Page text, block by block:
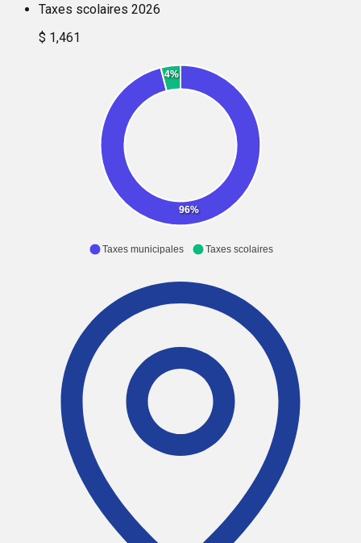
Taxes scolaires 2026
$ 1,461
96%
4%
Taxes municipales Taxes scolaires